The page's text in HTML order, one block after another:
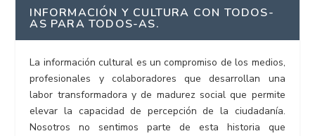
INFORMACIÓN Y CULTURA CON TODOS-
AS PARA TODOS-AS.
La información cultural es un compromiso de los medios,
profesionales y colaboradores que desarrollan una
labor transformadora y de madurez social que permite
elevar la capacidad de percepción de la ciudadanía.
Nosotros no sentimos parte de esta historia que